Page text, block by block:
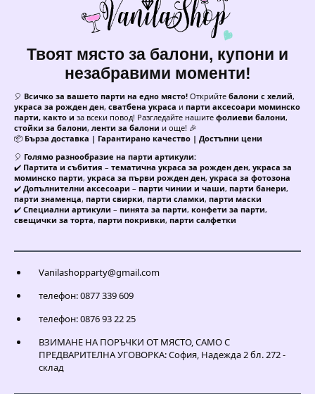
Твоят място за балони, купони и
незабравими моменти!
🎈 Всичко за вашето парти на едно място! Открийте балони с хелий,
украса за рожден ден, сватбена украса и парти аксесоари моминско
парти, както и за всеки повод! Разгледайте нашите фолиеви балони,
стойки за балони, ленти за балони и още! 🎉
📦 Бърза доставка | Гарантирано качество | Достъпни цени
🎈 Голямо разнообразие на парти артикули:
✔️ Партита и събития – тематична украса за рожден ден, украса за
моминско парти, украса за първи рожден ден, украса за фотозона
✔️ Допълнителни аксесоари – парти чинии и чаши, парти банери,
парти знаменца, парти свирки, парти сламки, парти маски
✔️ Специални артикули – пинята за парти, конфети за парти,
свещички за торта, парти покривки, парти салфетки
Vanilashopparty@gmail.com
телефон: 0877 339 609
телефон: 0876 93 22 25
ВЗИМАНЕ НА ПОРЪЧКИ ОТ МЯСТО, САМО С
ПРЕДВАРИТЕЛНА УГОВОРКА: София, Надежда 2 бл. 272 -
склад